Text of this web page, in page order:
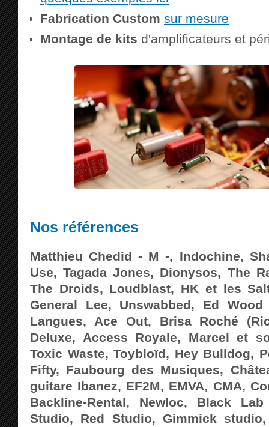
Fabrication Custom sur mesure
Montage de kits d'amplificateurs et
Nos références
Matthieu Chedid - M -, Indochine,
Use, Tagada Jones, Dionysos, The
The Droids, Loudblast, HK et les
General Lee, Unswabbed, Ed
Langues, Ace Out, Brisa Roché
Deluxe, Access Royale, Marcel et
Toxic Waste, Toybloïd, Hey Bulldog,
Fifty, Faubourg des Musiques,
guitare Ibanez, EF2M, EMVA, CMA,
Backline-Rental, Newloc, Black
Studio, Red Studio, Gimmick